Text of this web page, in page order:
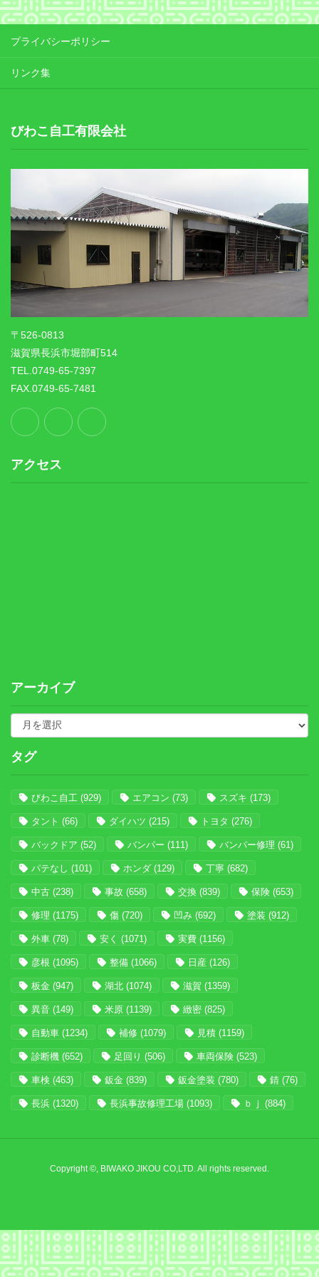
プライバシーポリシー
リンク集
びわこ自工有限会社
〒526-0813
滋賀県長浜市堀部町514
TEL.0749-65-7397
FAX.0749-65-7481
アクセス
アーカイブ
タグ
びわこ自工 (929) エアコン (73) スズキ (173)
タント (66) ダイハツ (215) トヨタ (276)
バックドア (52) バンパー (111) バンパー修理 (61)
パテなし (101) ホンダ (129) 丁寧 (682)
中古 (238) 事故 (658) 交換 (839) 保険 (653)
修理 (1175) 傷 (720) 凹み (692) 塗装 (912)
外車 (78) 安く (1071) 実費 (1156)
彦根 (1095) 整備 (1066) 日産 (126)
板金 (947) 湖北 (1074) 滋賀 (1359)
異音 (149) 米原 (1139) 緻密 (825)
自動車 (1234) 補修 (1079) 見積 (1159)
診断機 (652) 足回り (506) 車両保険 (523)
車検 (463) 鈑金 (839) 鈑金塗装 (780) 錆 (76)
長浜 (1320) 長浜事故修理工場 (1093) ｂｊ (884)
Copyright ©, BIWAKO JIKOU CO,LTD. All rights reserved.